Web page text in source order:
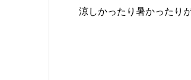
涼しかったり暑かったり